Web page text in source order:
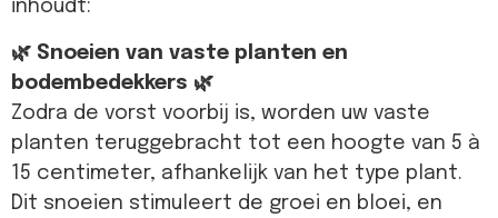
inhoudt:
🌿 Snoeien van vaste planten en
bodembedekkers 🌿
Zodra de vorst voorbij is, worden uw vaste
planten teruggebracht tot een hoogte van 5 à
15 centimeter, afhankelijk van het type plant.
Dit snoeien stimuleert de groei en bloei, en